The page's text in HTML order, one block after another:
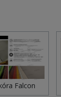
Falcon